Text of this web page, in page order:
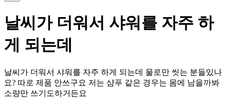
날씨가 더워서 샤워를 자주 하
게 되는데
날씨가 더워서 샤워를 자주 하게 되는데 물로만 씻는 분들있나
요? 따로 제품 안쓰구요 저는 샴푸 같은 경우는 몸에 남을까봐
소량만 쓰기도하거든요